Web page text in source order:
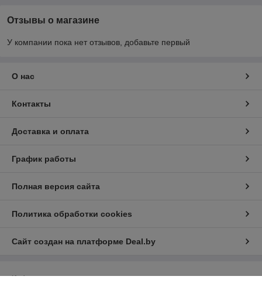
Отзывы о магазине
У компании пока нет отзывов, добавьте первый
О нас
Контакты
Доставка и оплата
График работы
Полная версия сайта
Политика обработки cookies
Сайт создан на платформе Deal.by
Информация для покупателя